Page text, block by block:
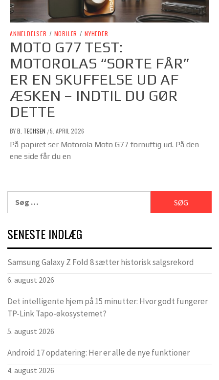
ANMELDELSER / MOBILER / NYHEDER
MOTO G77 TEST:
MOTOROLAS “SORTE FÅR”
ER EN SKUFFELSE UD AF
ÆSKEN – INDTIL DU GØR
DETTE
BYB. TECHSEN /5. APRIL 2026
På papiret ser Motorola Moto G77 fornuftig ud. På den
ene side får du en
efter:
SENESTE INDLÆG
Samsung Galaxy Z Fold 8 sætter historisk salgsrekord
6. august 2026
Det intelligente hjem på 15 minutter: Hvor godt fungerer
TP-Link Tapo-økosystemet?
5. august 2026
Android 17 opdatering: Her er alle de nye funktioner
4. august 2026